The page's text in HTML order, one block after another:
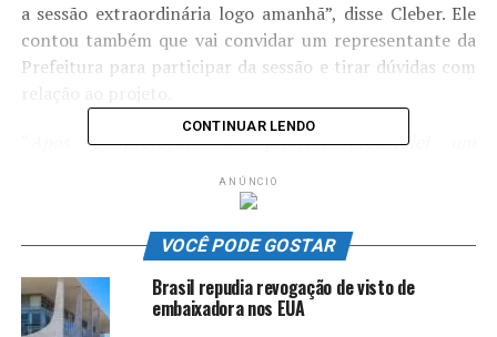
a sessão extraordinária logo amanhã”, disse Cleber. Ele
contou também que vai convidar um representante da
Prefeitura para participar da sessão e tirar dúvidas com
Após o protocolo do projeto, protocolei um
sessões da Câmara ocorrem sempre nos dias de terças,
Marinho.
O líder do prefeito na Câmara de Vitória, Luiz Emanuel
Zouain, e o vereador Leonil Dias pediram regime de
CONTINUAR LENDO
ANÚNCIO
VOCÊ PODE GOSTAR
Brasil repudia revogação de visto de
embaixadora nos EUA